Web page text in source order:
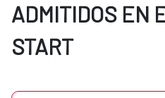
ADMITIDOS EN
START